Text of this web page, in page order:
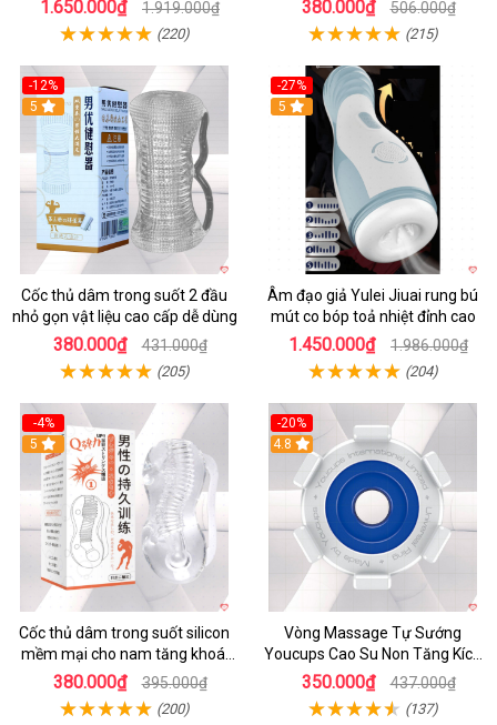
1.650.000₫ 1.919.000₫
(220)
380.000₫ 506.000₫
(215)
-12%
5
Cốc thủ dâm trong suốt 2 đầu
nhỏ gọn vật liệu cao cấp dễ dùng
380.000₫ 431.000₫
(205)
-27%
5
Âm đạo giả Yulei Jiuai rung bú
mút co bóp toả nhiệt đỉnh cao
1.450.000₫ 1.986.000₫
(204)
-4%
5
Cốc thủ dâm trong suốt silicon
mềm mại cho nam tăng khoái
cảm
380.000₫ 395.000₫
(200)
-20%
4.8
Vòng Massage Tự Sướng
Youcups Cao Su Non Tăng Kích
Thước Dương Vật Hiệu Quả
350.000₫ 437.000₫
(137)